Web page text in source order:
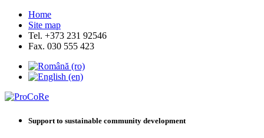
Home
Site map
Tel. +373 231 92546
Fax. 030 555 423
Support to sustainable community development